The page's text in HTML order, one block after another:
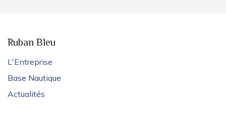
Ruban Bleu
L'Entreprise
Base Nautique
Actualités